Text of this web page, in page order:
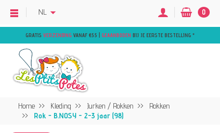
GRATIS VERZENDING VANAF €55 | GEAANBODEN BIJ JE EERSTE BESTELLING *
NL 0
Home Kleding Jurken / Rokken
Rokken
Rok - B.NOSY - 2-3 jaar (98)